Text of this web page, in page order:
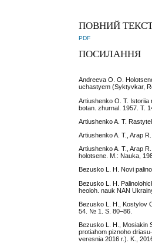
ПОВНИЙ
PDF
ПОСИЛАННЯ
Andreeva O. O.
uchastyem (Syktyvkar,
Artiushenko O. T.
botan. zhurnal. 1957. T.
Artiushenko A. T.
Artiushenko A. T., Arap
Artiushenko A. T., Arap
holotsene. M.: Nauka,
Bezusko L. H. Novi
Bezusko L. H.
heoloh. nauk NAN
Bezusko L. H., Kostylov
54. № 1. S. 80–86.
Bezusko L. H., Mosiakin
protiahom piznoho
veresnia 2016 r.). K.,